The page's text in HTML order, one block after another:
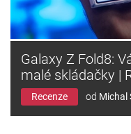
Galaxy Z Fold8:
malé skládačky |
Recenze od Michal